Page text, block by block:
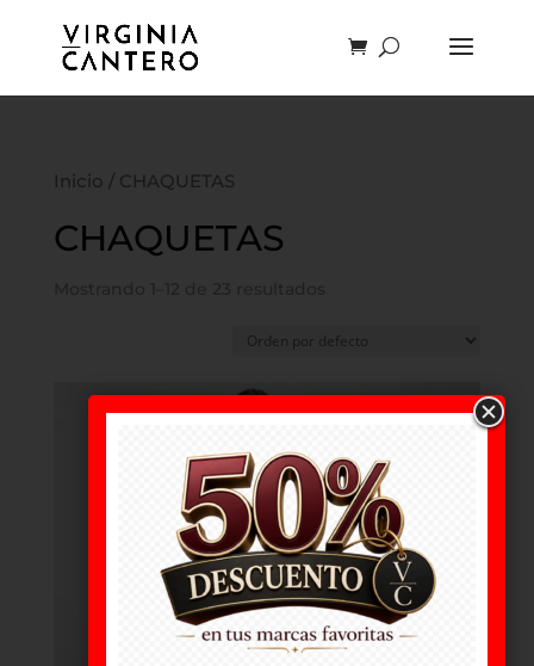
Inicio / CHAQUETAS
CHAQUETAS